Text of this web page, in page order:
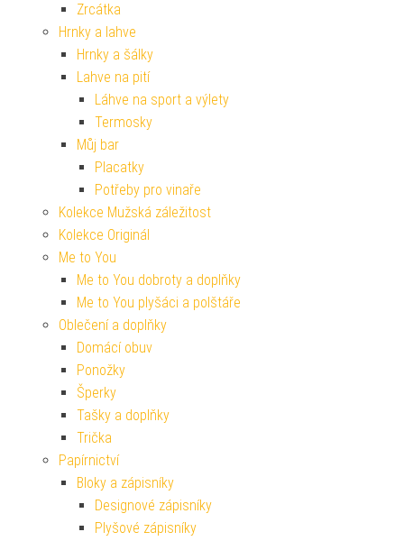
Zrcátka
Hrnky a lahve
Hrnky a šálky
Lahve na pití
Láhve na sport a výlety
Termosky
Můj bar
Placatky
Potřeby pro vinaře
Kolekce Mužská záležitost
Kolekce Originál
Me to You
Me to You dobroty a doplňky
Me to You plyšáci a polštáře
Oblečení a doplňky
Domácí obuv
Ponožky
Šperky
Tašky a doplňky
Trička
Papírnictví
Bloky a zápisníky
Designové zápisníky
Plyšové zápisníky